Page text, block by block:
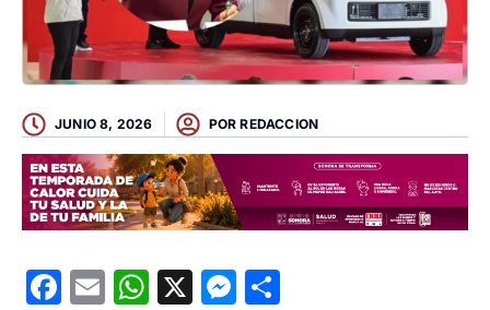
JUNIO 8, 2026 POR REDACCION
Facebook
EmailWhatsApp
X Messenger